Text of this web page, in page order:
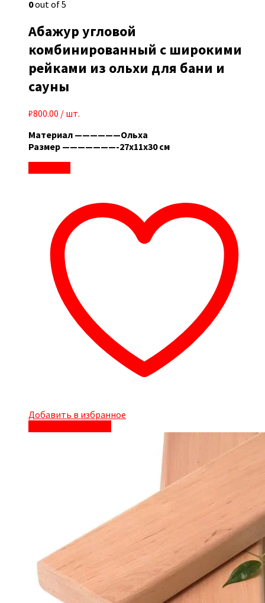
0out of 5
Абажур угловой
комбинированный с широкими
рейками из ольхи для бани и
сауны
₽800.00 / шт.
Материал ——————Ольха
Размер ———————-27х11х30 см
Добавить в избранное